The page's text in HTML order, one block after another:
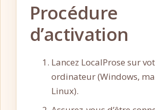
Procédure
d’activation
Lancez LocalProse sur
ordinateur (Windows,
Linux).